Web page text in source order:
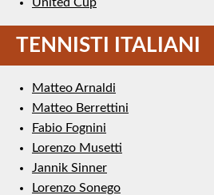
TENNISTI ITALIANI
Matteo Arnaldi
Matteo Berrettini
Fabio Fognini
Lorenzo Musetti
Jannik Sinner
Lorenzo Sonego